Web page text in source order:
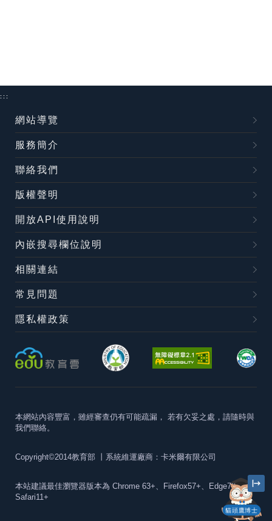
貓頭鷹博士
:::
網站導覽
服務簡介
聯絡我們
版權聲明
開放API使用說明
內嵌搜尋欄位說明
相關連結
常見問題
隱私權政策
本網站內容豐富，雖經審查仍有可能疏漏， 若有欠妥之處，請隨時與
我們聯絡。
Copyright©2014教育部 丨系統維運廠商：卡米爾有限公司
本站建議最佳瀏覽器版本為 Chrome 63+、Firefox57+、Edge79+及
Safari11+